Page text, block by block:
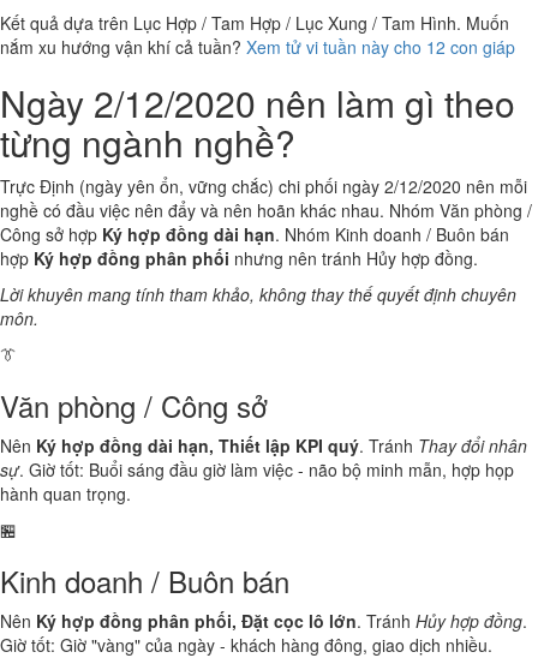
Kết quả dựa trên Lục Hợp / Tam Hợp / Lục Xung / Tam Hình. Muốn
nắm xu hướng vận khí cả tuần? Xem tử vi tuần này cho 12 con giáp
Ngày 2/12/2020 nên làm gì theo
từng ngành nghề?
Trực Định (ngày yên ổn, vững chắc) chi phối ngày 2/12/2020 nên mỗi
nghề có đầu việc nên đẩy và nên hoãn khác nhau. Nhóm Văn phòng /
Công sở hợp Ký hợp đồng dài hạn. Nhóm Kinh doanh / Buôn bán
hợp Ký hợp đồng phân phối nhưng nên tránh Hủy hợp đồng.
Lời khuyên mang tính tham khảo, không thay thế quyết định chuyên
môn.
👔
Văn phòng / Công sở
Nên Ký hợp đồng dài hạn, Thiết lập KPI quý. Tránh Thay đổi nhân
sự. Giờ tốt: Buổi sáng đầu giờ làm việc - não bộ minh mẫn, hợp họp
hành quan trọng.
🏪
Kinh doanh / Buôn bán
Nên Ký hợp đồng phân phối, Đặt cọc lô lớn. Tránh Hủy hợp đồng.
Giờ tốt: Giờ "vàng" của ngày - khách hàng đông, giao dịch nhiều.